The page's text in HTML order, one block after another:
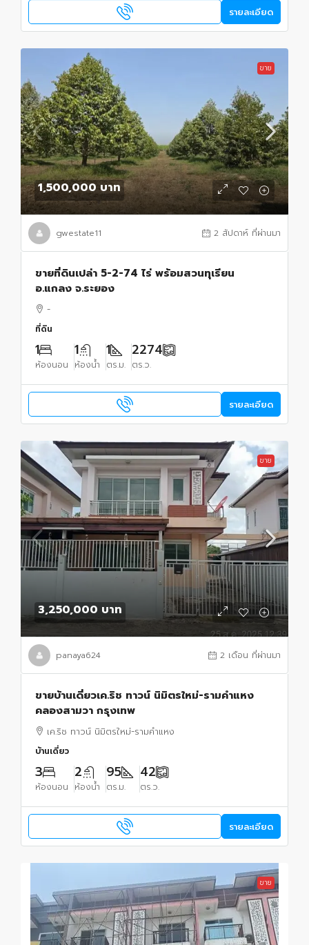
รายละเอียด
ขาย
1,500,000 บาท
gwestate11 2 สัปดาห์ ที่ผ่านมา
ขายที่ดินเปล่า 5-2-74 ไร่ พร้อมสวนทุเรียน
อ.แกลง จ.ระยอง
-
ที่ดิน
1
ห้องนอน
1
ห้องน้ำ
1
ตร.ม.
2274
ตร.ว.
รายละเอียด
ขาย
3,250,000 บาท
panaya624 2 เดือน ที่ผ่านมา
ขายบ้านเดี่ยวเค.ริช ทาวน์ นิมิตรใหม่-รามคำแหง
คลองสามวา กรุงเทพ
เค.ริช ทาวน์ นิมิตรใหม่-รามคำแหง
บ้านเดี่ยว
3
ห้องนอน
2
ห้องน้ำ
95
ตร.ม.
42
ตร.ว.
รายละเอียด
ขาย